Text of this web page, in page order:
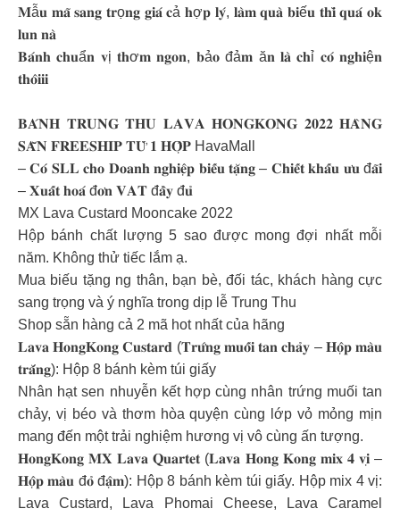
𝐌ẫ𝐮 𝐦𝐚̃ 𝐬𝐚𝐧𝐠 𝐭𝐫ọ𝐧𝐠 𝐠𝐢𝐚́ 𝐜ả 𝐡ợ𝐩 𝐥𝐲́, 𝐥𝐚̀𝐦 𝐪𝐮𝐚̀ 𝐛𝐢ế𝐮 𝐭𝐡𝐢̀ 𝐪𝐮𝐚́ 𝐨𝐤
𝐥𝐮𝐧 𝐧𝐚̀
𝐁𝐚́𝐧𝐡 𝐜𝐡𝐮ẩ𝐧 𝐯ị 𝐭𝐡ơ𝐦 𝐧𝐠𝐨𝐧, 𝐛ả𝐨 đả𝐦 ă𝐧 𝐥𝐚̀ 𝐜𝐡ỉ 𝐜𝐨́ 𝐧𝐠𝐡𝐢ệ𝐧
𝐭𝐡𝐨̂𝐢𝐢𝐢
𝐁𝐀́𝐍𝐇 𝐓𝐑𝐔𝐍𝐆 𝐓𝐇𝐔 𝐋𝐀𝐕𝐀 𝐇𝐎𝐍𝐆𝐊𝐎𝐍𝐆 𝟐𝟎𝟐𝟐 𝐇𝐀̀𝐍𝐆
𝐒𝐀̆̃𝐍 𝐅𝐑𝐄𝐄𝐒𝐇𝐈𝐏 𝐓𝐔̛̀ 𝟏 𝐇𝐎̣̂𝐏 HavaMall
– 𝐂𝐨́ 𝐒𝐋𝐋 𝐜𝐡𝐨 𝐃𝐨𝐚𝐧𝐡 𝐧𝐠𝐡𝐢𝐞̣̂𝐩 𝐛𝐢𝐞̂́𝐮 𝐭𝐚̣̆𝐧𝐠 – 𝐂𝐡𝐢𝐞̂́𝐭 𝐤𝐡𝐚̂́𝐮 𝐮̛𝐮 đ𝐚̃𝐢
– 𝐗𝐮𝐚̂́𝐭 𝐡𝐨𝐚́ đ𝐨̛𝐧 𝐕𝐀𝐓 đ𝐚̂̀𝐲 đ𝐮̉
MX Lava Custard Mooncake 2022
Hộp bánh chất lượng 5 sao được mong đợi nhất mỗi
năm. Không thử tiếc lắm ạ.
Mua biếu tặng ng thân, bạn bè, đối tác, khách hàng cực
sang trọng và ý nghĩa trong dịp lễ Trung Thu
Shop sẵn hàng cả 2 mã hot nhất của hãng
𝐋𝐚𝐯𝐚 𝐇𝐨𝐧𝐠𝐊𝐨𝐧𝐠 𝐂𝐮𝐬𝐭𝐚𝐫𝐝 (𝐓𝐫𝐮̛́𝐧𝐠 𝐦𝐮𝐨̂́𝐢 𝐭𝐚𝐧 𝐜𝐡𝐚̉𝐲 – 𝐇𝐨̣̂𝐩 𝐦𝐚̀𝐮
𝐭𝐫𝐚̆́𝐧𝐠): Hộp 8 bánh kèm túi giấy
Nhân hạt sen nhuyễn kết hợp cùng nhân trứng muối tan
chảy, vị béo và thơm hòa quyện cùng lớp vỏ mỏng mịn
mang đến một trải nghiệm hương vị vô cùng ấn tượng.
𝐇𝐨𝐧𝐠𝐊𝐨𝐧𝐠 𝐌𝐗 𝐋𝐚𝐯𝐚 𝐐𝐮𝐚𝐫𝐭𝐞𝐭 (𝐋𝐚𝐯𝐚 𝐇𝐨𝐧𝐠 𝐊𝐨𝐧𝐠 𝐦𝐢𝐱 𝟒 𝐯𝐢̣ –
𝐇𝐨̣̂𝐩 𝐦𝐚̀𝐮 đ𝐨̉ đ𝐚̣̂𝐦): Hộp 8 bánh kèm túi giấy. Hộp mix 4 vị:
Lava Custard, Lava Phomai Cheese, Lava Caramel